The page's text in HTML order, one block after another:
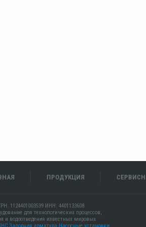
ПРОДУКЦИЯ
1124401003539 ИНН: 4401133608
для технологических процессов,
и водоотведения известных мировых